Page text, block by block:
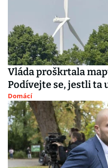
Vláda proškrtala
Podívejte se, jestli ta
Domácí